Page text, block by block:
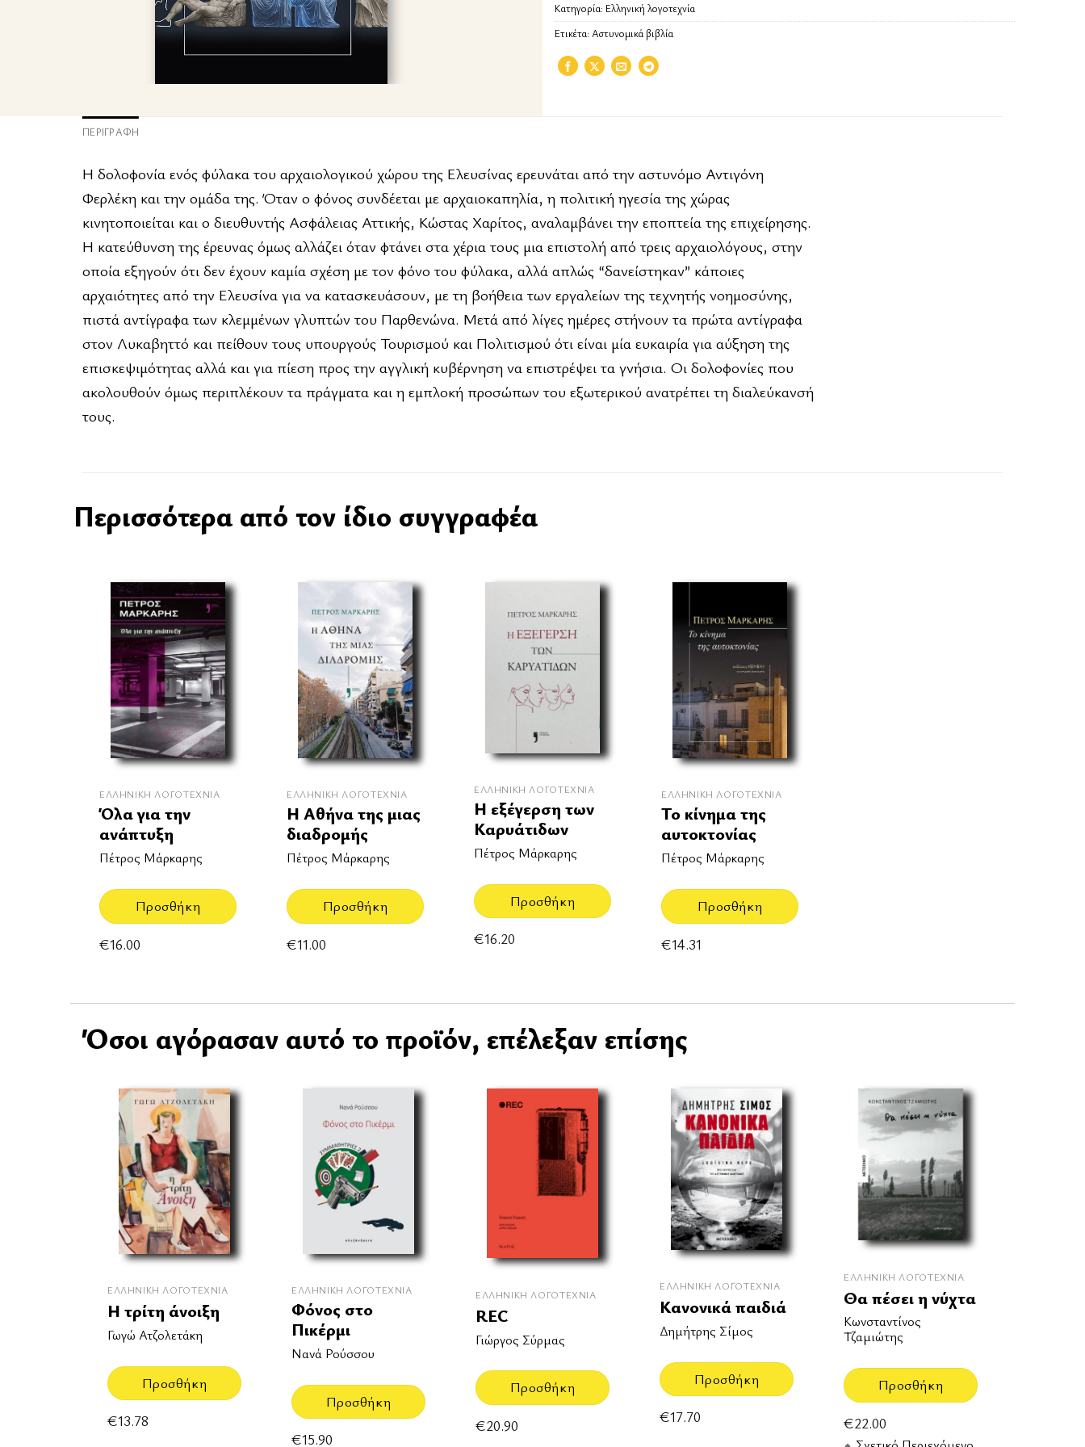
Κατηγορία: Ελληνική λογοτεχνία
Ετικέτα: Αστυνομικά βιβλία
ΠΕΡΙΓΡΑΦΉ
Η δολοφονία ενός φύλακα του αρχαιολογικού χώρου της Ελευσίνας ερευνάται από την αστυνόμο Αντιγόνη
Φερλέκη και την ομάδα της. Όταν ο φόνος συνδέεται με αρχαιοκαπηλία, η πολιτική ηγεσία της χώρας
κινητοποιείται και ο διευθυντής Ασφάλειας Αττικής, Κώστας Χαρίτος, αναλαμβάνει την εποπτεία της επιχείρησης.
Η κατεύθυνση της έρευνας όμως αλλάζει όταν φτάνει στα χέρια τους μια επιστολή από τρεις αρχαιολόγους, στην
οποία εξηγούν ότι δεν έχουν καμία σχέση με τον φόνο του φύλακα, αλλά απλώς “δανείστηκαν” κάποιες
αρχαιότητες από την Ελευσίνα για να κατασκευάσουν, με τη βοήθεια των εργαλείων της τεχνητής νοημοσύνης,
πιστά αντίγραφα των κλεμμένων γλυπτών του Παρθενώνα. Μετά από λίγες ημέρες στήνουν τα πρώτα αντίγραφα
στον Λυκαβηττό και πείθουν τους υπουργούς Τουρισμού και Πολιτισμού ότι είναι μία ευκαιρία για αύξηση της
επισκεψιμότητας αλλά και για πίεση προς την αγγλική κυβέρνηση να επιστρέψει τα γνήσια. Οι δολοφονίες που
ακολουθούν όμως περιπλέκουν τα πράγματα και η εμπλοκή προσώπων του εξωτερικού ανατρέπει τη διαλεύκανσή
τους.
Περισσότερα από τον ίδιο συγγραφέα
ΕΛΛΗΝΙΚΉ ΛΟΓΟΤΕΧΝΊΑ
Όλα για την
ανάπτυξη
Πέτρος Μάρκαρης
Προσθήκη
€16.00
ΕΛΛΗΝΙΚΉ ΛΟΓΟΤΕΧΝΊΑ
Η Αθήνα της μιας
διαδρομής
Πέτρος Μάρκαρης
Προσθήκη
€11.00
ΕΛΛΗΝΙΚΉ ΛΟΓΟΤΕΧΝΊΑ
Η εξέγερση των
Καρυάτιδων
Πέτρος Μάρκαρης
Προσθήκη
€16.20
ΕΛΛΗΝΙΚΉ ΛΟΓΟΤΕΧΝΊΑ
Το κίνημα της
αυτοκτονίας
Πέτρος Μάρκαρης
Προσθήκη
€14.31
Όσοι αγόρασαν αυτό το προϊόν, επέλεξαν επίσης
ΕΛΛΗΝΙΚΉ ΛΟΓΟΤΕΧΝΊΑ
Η τρίτη άνοιξη
Γωγώ Ατζολετάκη
Προσθήκη
€13.78
ΕΛΛΗΝΙΚΉ ΛΟΓΟΤΕΧΝΊΑ
Φόνος στο
Πικέρμι
Νανά Ρούσσου
Προσθήκη
€15.90
ΕΛΛΗΝΙΚΉ ΛΟΓΟΤΕΧΝΊΑ
REC
Γιώργος Σύρμας
Προσθήκη
€20.90
ΕΛΛΗΝΙΚΉ ΛΟΓΟΤΕΧΝΊΑ
Κανονικά παιδιά
Δημήτρης Σίμος
Προσθήκη
€17.70
ΕΛΛΗΝΙΚΉ ΛΟΓΟΤΕΧΝΊΑ
Θα πέσει η νύχτα
Κωνσταντίνος
Τζαμιώτης
Προσθήκη
€22.00